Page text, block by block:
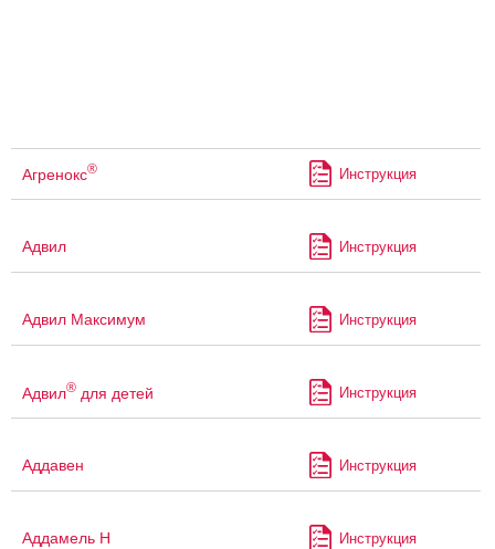
Агренокс® Инструкция
Адвил Инструкция
Адвил Максимум Инструкция
Адвил® для детей Инструкция
Аддавен Инструкция
Аддамель Н Инструкция